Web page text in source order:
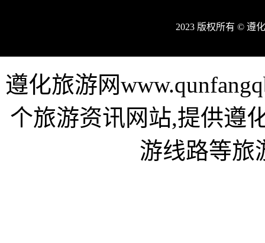
2023 版权所有 © 遵
遵化旅游网
个旅游资讯网站,提供遵
游线路等旅